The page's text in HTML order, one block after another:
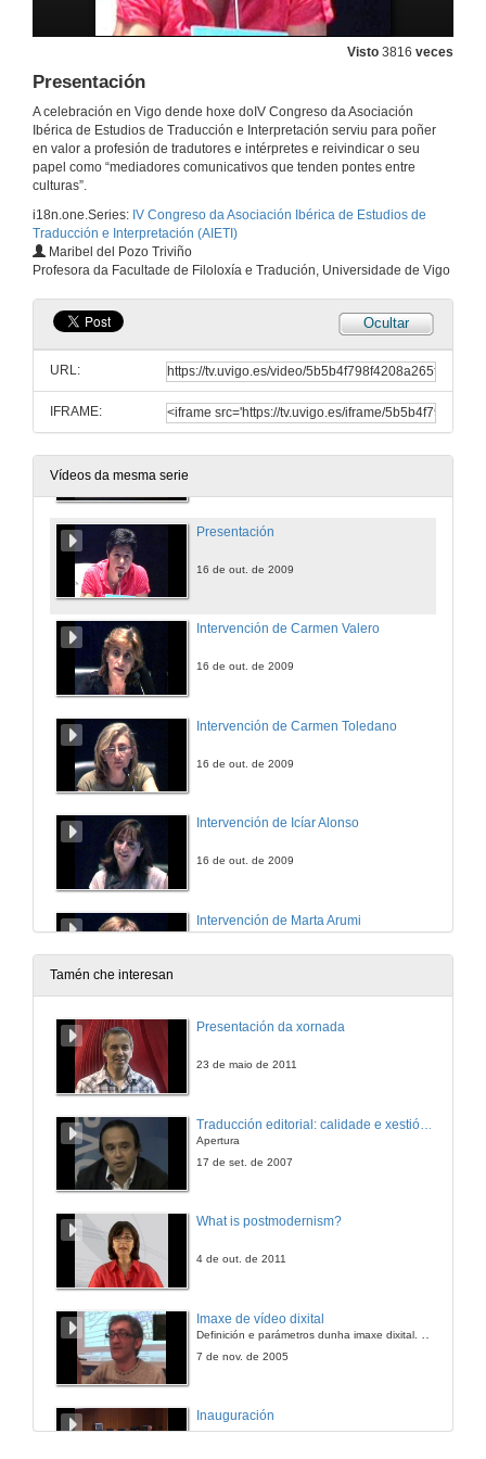
Visto 3816 veces
Presentación
A celebración en Vigo dende hoxe doIV Congreso da Asociación
Ibérica de Estudios de Traducción e Interpretación serviu para poñer
en valor a profesión de tradutores e intérpretes e reivindicar o seu
papel como “mediadores comunicativos que tenden pontes entre
culturas”.
i18n.one.Series: IV Congreso da Asociación Ibérica de Estudios de
Traducción e Interpretación (AIETI)
Maribel del Pozo Triviño
Profesora da Facultade de Filoloxía e Tradución, Universidade de Vigo
Ocultar
URL:
IFRAME:
Vídeos da mesma serie
Intervención de Jesús Baigorri
Intervención de Icíar Alonso
Quenda de preguntas
15 de out. de 2009
Os novos desafios que secolocam à Tradução Audiovisual
16 de out. de 2009
Quenda de preguntas
Presentación
16 de out. de 2009
Intervención de Carmen Valero
16 de out. de 2009
Intervención de Carmen Toledano
16 de out. de 2009
Intervención de Icíar Alonso
16 de out. de 2009
Intervención de Marta Arumi
16 de out. de 2009
Intervención de Carmen Valero
Tamén che interesan
Presentación da xornada
23 de maio de 2011
Apertura
17 de set. de 2007
What is postmodernism?
4 de out. de 2011
Imaxe de vídeo dixital
Definición e parámetros dunha imaxe dixital. Resolución e Aspecto. Profundidade da cor. Compresión. Frame por segundo. Entrelazado. Campos, cadros
7 de nov. de 2005
Inauguración